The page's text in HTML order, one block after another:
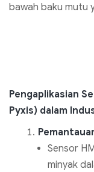
bawah baku mutu
Pengaplikasian
Pyxis) dalam
Sensor
minyak